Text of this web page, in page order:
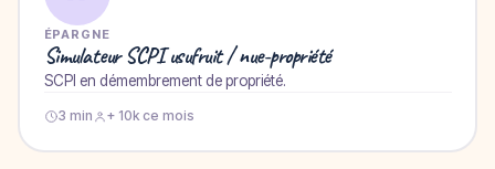
ÉPARGNE
Simulateur SCPI usufruit / nue-propriété
SCPI en démembrement de propriété.
3 min + 10k ce mois